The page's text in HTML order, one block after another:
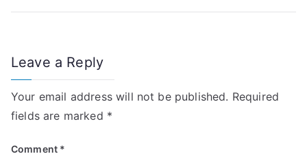
Leave a Reply
Your email address will not be published. Required
fields are marked *
Comment *